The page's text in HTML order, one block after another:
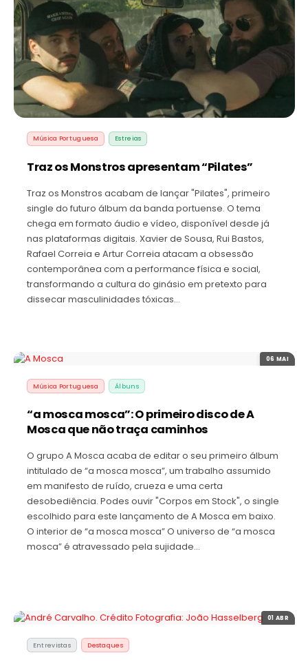
Música Portuguesa Estreias
Traz os Monstros apresentam “Pilates”
Traz os Monstros acabam de lançar "Pilates", primeiro
single do futuro álbum da banda portuense. O tema
chega em formato áudio e vídeo, disponível desde já
nas plataformas digitais. Xavier de Sousa, Rui Bastos,
Rafael Correia e Artur Correia atacam a obsessão
contemporânea com a performance física e social,
transformando a cultura do ginásio em pretexto para
dissecar masculinidades tóxicas…
06 MAI
Música Portuguesa Álbuns
“a mosca mosca”: O primeiro disco de A
Mosca que não traça caminhos
O grupo A Mosca acaba de editar o seu primeiro álbum
intitulado de “a mosca mosca”, um trabalho assumido
em manifesto de ruído, crueza e uma certa
desobediência. Podes ouvir "Corpos em Stock", o single
escolhido para este lançamento de A Mosca em baixo.
O interior de “a mosca mosca” O universo de “a mosca
mosca” é atravessado pela sujidade…
01 ABR
Entrevistas Destaques